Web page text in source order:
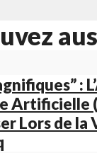
:
Artificielle
Lors de